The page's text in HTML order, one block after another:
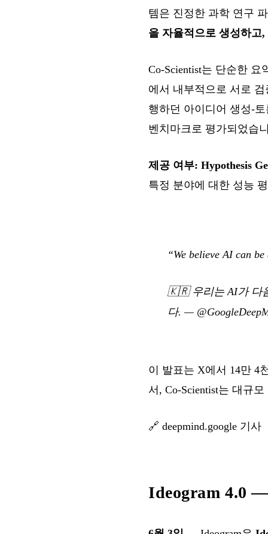
템은 진정한 과학 연구
을 자율적으로 생성하고
Co-Scientist는 단순한
에서 내부적으로 서로
행하던 아이디어 생성-
벤치마크로 평가되었습
제공 여부: Hypothesis
특정 분야에 대한 성능
“We believe AI can
🇰🇷우리는 AI가 다
다. —
이 발표는 X에서 14만 4
서, Co-Scientist는 대규
🔗 deepmind.google 기사
Ideogram 4.0